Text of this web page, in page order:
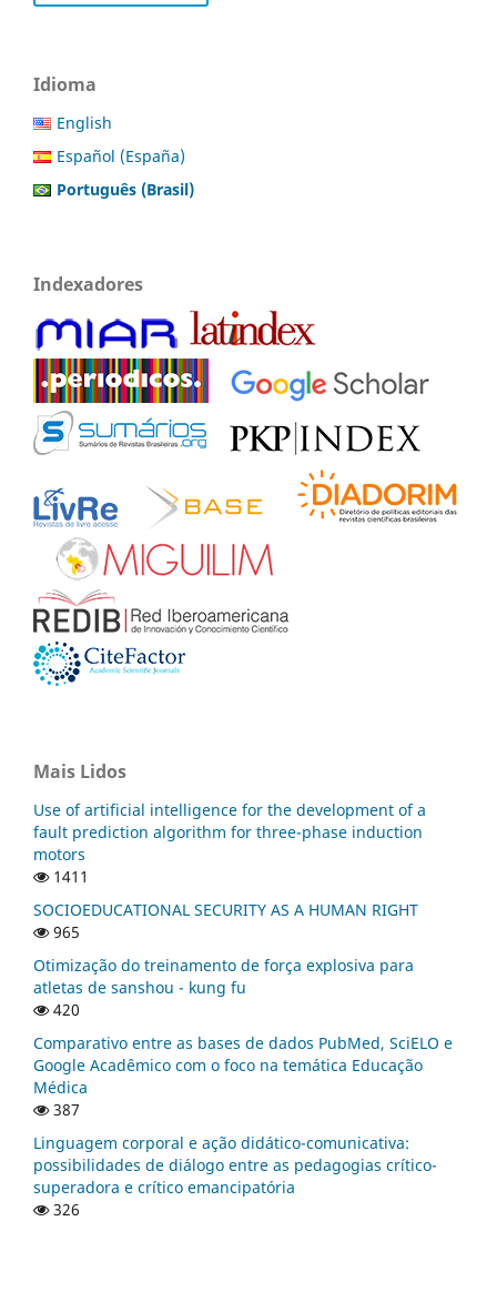
Idioma
English
Español (España)
Português (Brasil)
Indexadores
Mais Lidos
Use of artificial intelligence for the development of a
fault prediction algorithm for three-phase induction
motors
1411
SOCIOEDUCATIONAL SECURITY AS A HUMAN RIGHT
965
Otimização do treinamento de força explosiva para
atletas de sanshou - kung fu
420
Comparativo entre as bases de dados PubMed, SciELO e
Google Acadêmico com o foco na temática Educação
Médica
387
Linguagem corporal e ação didático-comunicativa:
possibilidades de diálogo entre as pedagogias crítico-
superadora e crítico emancipatória
326